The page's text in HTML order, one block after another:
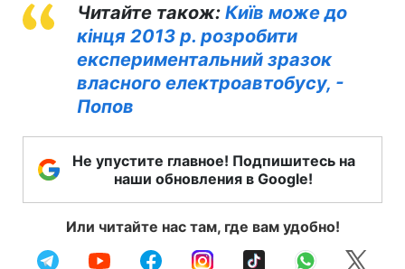
Читайте також: Київ може до
кінця 2013 р. розробити
експериментальний зразок
власного електроавтобусу, -
Попов
Не упустите главное! Подпишитесь на
наши обновления в Google!
Или читайте нас там, где вам удобно!